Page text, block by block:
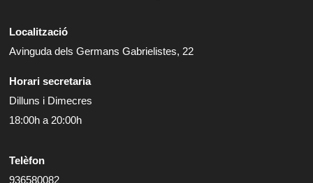
Localització
Avinguda dels Germans Gabrielistes, 22
Horari secretaria
Dilluns i Dimecres
18:00h a 20:00h
Telèfon
936580082